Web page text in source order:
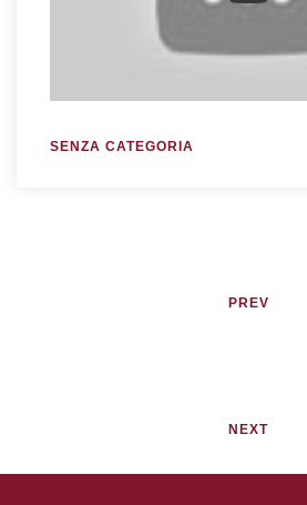
SENZA CATEGORIA
PREV
NEXT